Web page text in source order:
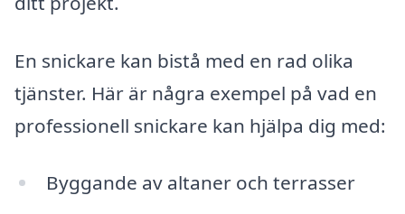
En snickare kan bistå med en rad olika
tjänster. Här är några exempel på vad en
professionell snickare kan hjälpa dig med:
Byggande av altaner och terrasser